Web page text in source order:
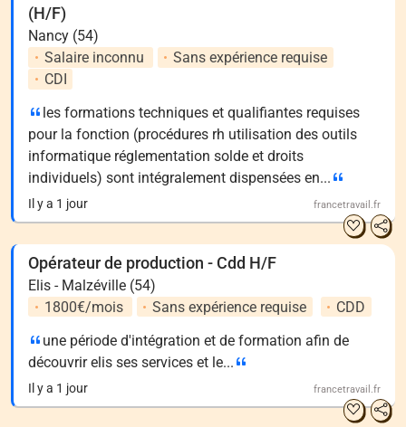
(H/F)
Nancy (54)
Salaire inconnu
Sans expérience requise
CDI
les formations techniques et qualifiantes requises
pour la fonction (procédures rh utilisation des outils
informatique réglementation solde et droits
individuels) sont intégralement dispensées en...
Il y a 1 jour francetravail.fr
Opérateur de production - Cdd H/F
Elis - Malzéville (54)
1800€/mois
Sans expérience requise
CDD
une période d'intégration et de formation afin de
découvrir elis ses services et le...
Il y a 1 jour francetravail.fr